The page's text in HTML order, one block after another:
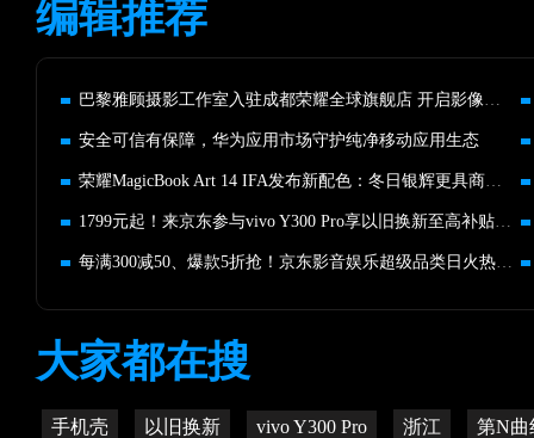
编辑推荐
巴黎雅顾摄影工作室入驻成都荣耀全球旗舰店 开启影像艺术新征程
安全可信有保障，华为应用市场守护纯净移动应用生态
荣耀MagicBook Art 14 IFA发布新配色：冬日银辉更具商务风
1799元起！来京东参与vivo Y300 Pro享以旧换新至高补贴850元
每满300减50、爆款5折抢！京东影音娱乐超级品类日火热来袭
大家都在搜
手机壳 以旧换新 vivo Y300 Pro 浙江 第N曲